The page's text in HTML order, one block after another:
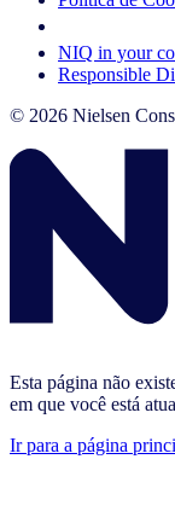
NIQ in your
Responsible
© 2026 Nielsen
Esta página não
em que você está
Ir para a página